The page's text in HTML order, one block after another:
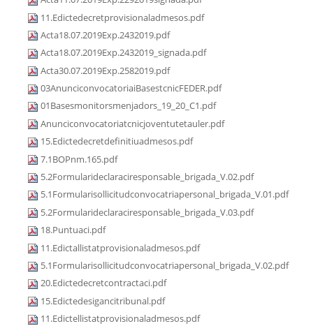
11.Edictedecretprovisionaladmesos.pdf
Acta18.07.2019Exp.2432019.pdf
Acta18.07.2019Exp.2432019_signada.pdf
Acta30.07.2019Exp.2582019.pdf
03AnunciconvocatoriaiBasestcnicFEDER.pdf
01Basesmonitorsmenjadors_19_20_C1.pdf
Anunciconvocatoriatcnicjoventutetauler.pdf
15.Edictedecretdefinitiuadmesos.pdf
7.1BOPnm.165.pdf
5.2Formularideclaraciresponsable_brigada_V.02.pdf
5.1Formularisollicitudconvocatriapersonal_brigada_V.01.pdf
5.2Formularideclaraciresponsable_brigada_V.03.pdf
18.Puntuaci.pdf
11.Edictallistatprovisionaladmesos.pdf
5.1Formularisollicitudconvocatriapersonal_brigada_V.02.pdf
20.Edictedecretcontractaci.pdf
15.Edictedesigancitribunal.pdf
11.Edictellistatprovisionaladmesos.pdf